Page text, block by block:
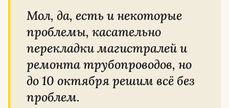
Мол, да, есть и некоторые
проблемы, касательно
перекладки магистралей и
ремонта трубопроводов, но
до 10 октября решим всё без
проблем.